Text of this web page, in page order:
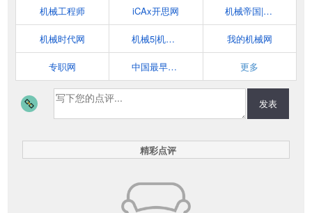
机械工程师 iCAx开思网 机械帝国|机械CAD图纸下载交流中心
机械时代网 机械5|机械网 我的机械网
专职网 中国最早非标机械设计论坛 更多
发表
精彩点评